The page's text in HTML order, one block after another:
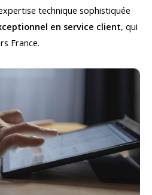
technique sophistiquée
en service client, qui
France.